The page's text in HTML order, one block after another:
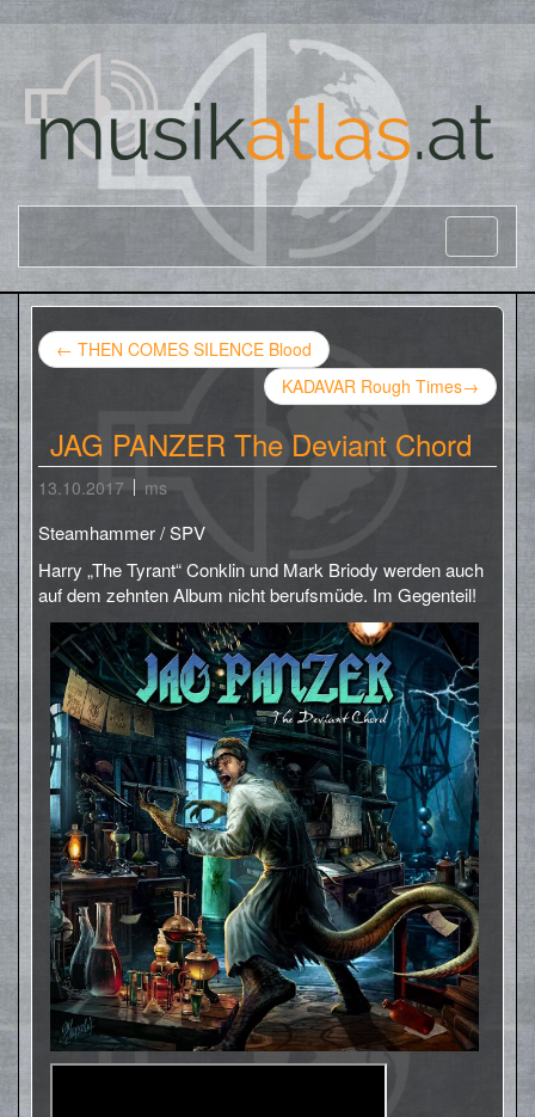
← THEN COMES SILENCE Blood
KADAVAR Rough Times→
JAG PANZER The Deviant Chord
13.10.2017 ms
Steamhammer / SPV
Harry „The Tyrant“ Conklin und Mark Briody werden auch
auf dem zehnten Album nicht berufsmüde. Im Gegenteil!